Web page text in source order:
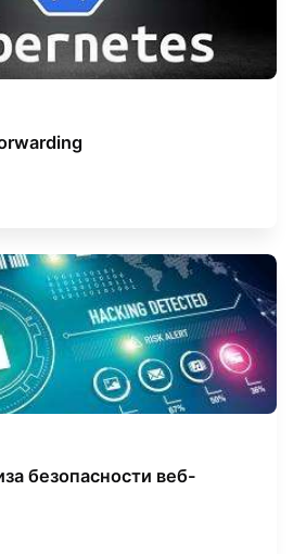
безопасности веб-